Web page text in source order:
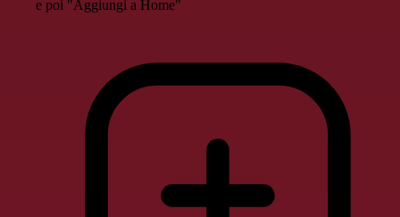
e poi "Aggiungi a Home"